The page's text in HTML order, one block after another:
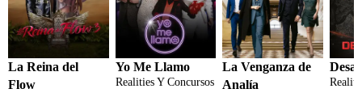
La Reina del
Flow
Yo Me Llamo
Realities Y Concursos
La Venganza de
Analía